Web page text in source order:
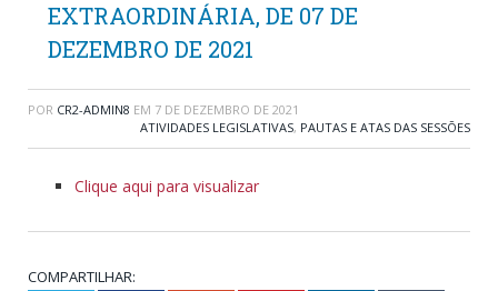
EXTRAORDINÁRIA, DE 07 DE
DEZEMBRO DE 2021
POR CR2-ADMIN8 EM 7 DE DEZEMBRO DE 2021
ATIVIDADES LEGISLATIVAS, PAUTAS E ATAS DAS SESSÕES
Clique aqui para visualizar
COMPARTILHAR: